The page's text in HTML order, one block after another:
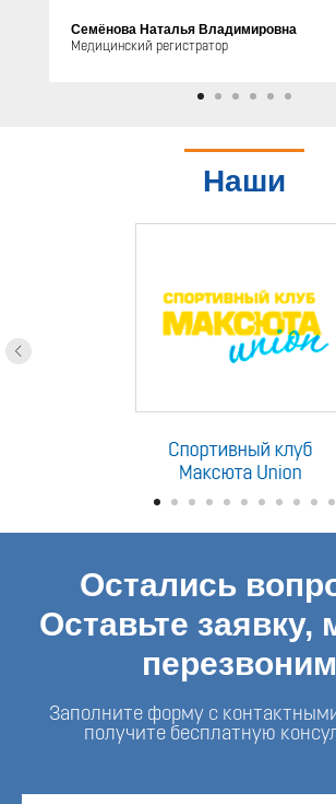
Семёнова Наталья Владимировна
Медицинский регистратор
Наши
Остались
Оставьте
Заполните форму с
получите бесплатную